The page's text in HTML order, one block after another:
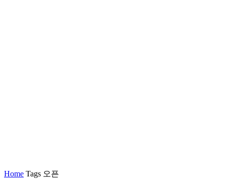
Home Tags 오픈